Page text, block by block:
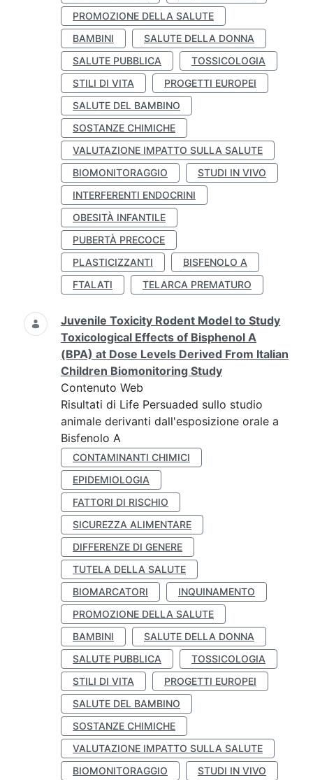
PROMOZIONE DELLA SALUTE
BAMBINI
SALUTE DELLA DONNA
SALUTE PUBBLICA
TOSSICOLOGIA
STILI DI VITA
PROGETTI EUROPEI
SALUTE DEL BAMBINO
SOSTANZE CHIMICHE
VALUTAZIONE IMPATTO SULLA SALUTE
BIOMONITORAGGIO
STUDI IN VIVO
INTERFERENTI ENDOCRINI
OBESITÀ INFANTILE
PUBERTÀ PRECOCE
PLASTICIZZANTI
BISFENOLO A
FTALATI
TELARCA PREMATURO
Juvenile Toxicity Rodent Model to Study
Toxicological Effects of Bisphenol A
(BPA) at Dose Levels Derived From Italian
Children Biomonitoring Study
Contenuto Web
Risultati di Life Persuaded sullo studio
animale derivanti dall'esposizione orale a
Bisfenolo A
CONTAMINANTI CHIMICI
EPIDEMIOLOGIA
FATTORI DI RISCHIO
SICUREZZA ALIMENTARE
DIFFERENZE DI GENERE
TUTELA DELLA SALUTE
BIOMARCATORI
INQUINAMENTO
PROMOZIONE DELLA SALUTE
BAMBINI
SALUTE DELLA DONNA
SALUTE PUBBLICA
TOSSICOLOGIA
STILI DI VITA
PROGETTI EUROPEI
SALUTE DEL BAMBINO
SOSTANZE CHIMICHE
VALUTAZIONE IMPATTO SULLA SALUTE
BIOMONITORAGGIO
STUDI IN VIVO